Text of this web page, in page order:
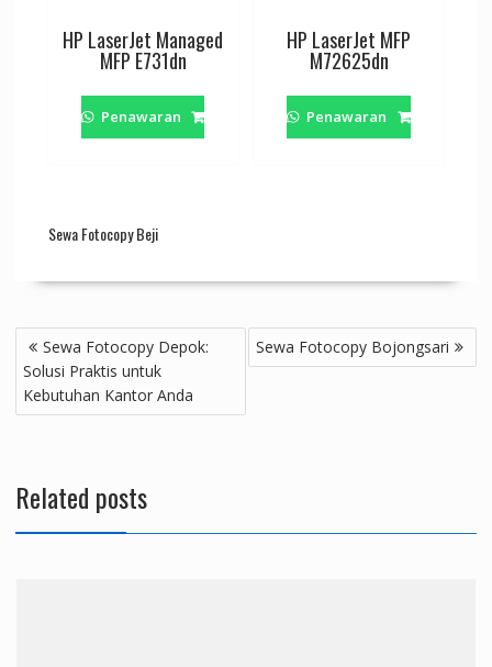
HP LaserJet Managed
MFP E731dn
Penawaran
HP LaserJet MFP
M72625dn
Penawaran
Sewa Fotocopy Beji
Navigasi
pos
Sewa Fotocopy Depok:
Solusi Praktis untuk
Kebutuhan Kantor Anda
Sewa Fotocopy Bojongsari
Related posts